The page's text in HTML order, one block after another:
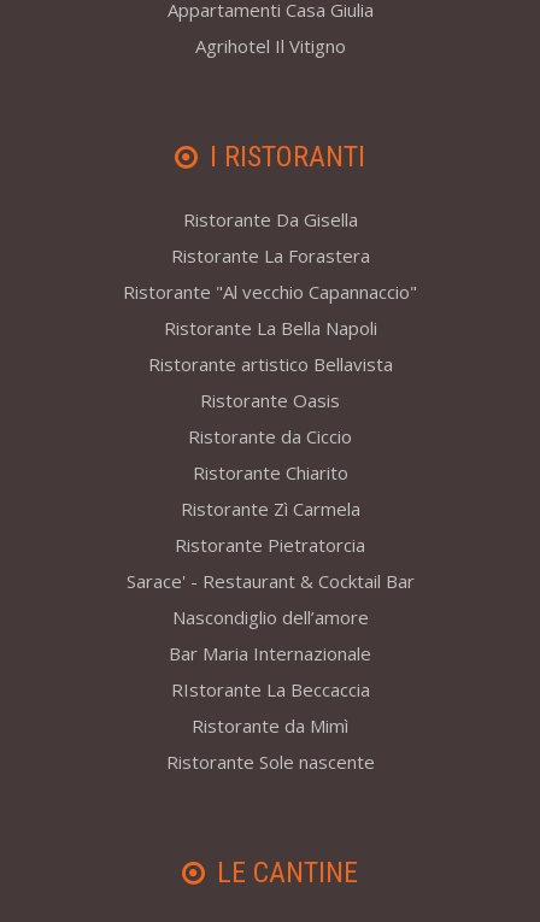
Appartamenti Casa Giulia
Agrihotel Il Vitigno
I RISTORANTI
Ristorante Da Gisella
Ristorante La Forastera
Ristorante "Al vecchio Capannaccio"
Ristorante La Bella Napoli
Ristorante artistico Bellavista
Ristorante Oasis
Ristorante da Ciccio
Ristorante Chiarito
Ristorante Zì Carmela
Ristorante Pietratorcia
Sarace' - Restaurant & Cocktail Bar
Nascondiglio dell’amore
Bar Maria Internazionale
RIstorante La Beccaccia
Ristorante da Mimì
Ristorante Sole nascente
LE CANTINE